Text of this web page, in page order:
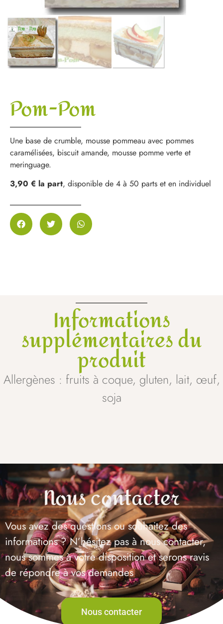
Pom-Pom
Une base de crumble, mousse pommeau avec pommes
caramélisées, biscuit amande, mousse pomme verte et
meringuage.
3,90 € la part, disponible de 4 à 50 parts et en individuel
Informations
supplémentaires du
produit
Allergènes : fruits à coque, gluten, lait, œuf,
soja
Nous contacter
Vous avez des questions ou souhaitez des
informations ? N’hésitez pas à nous contacter,
nous sommes à votre disposition et serons ravis
de répondre à vos demandes
Nous contacter